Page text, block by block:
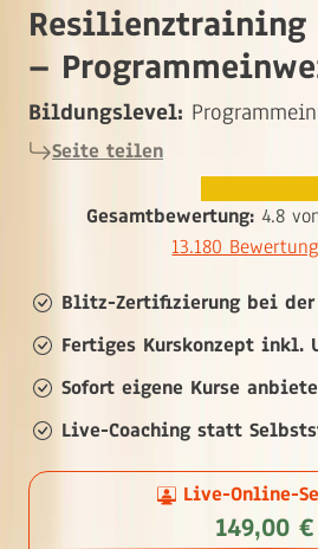
–
Bildungslevel:
Seite teilen
Gesamtbewertung: 4.8
13.180
Blitz-Zertifizierung bei der
Fertiges Kurskonzept inkl.
Sofort eigene Kurse
Live-Coaching statt
Live-Online-
149,00 €